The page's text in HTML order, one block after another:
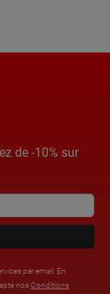
de -10% sur
par email. En
nosConditions